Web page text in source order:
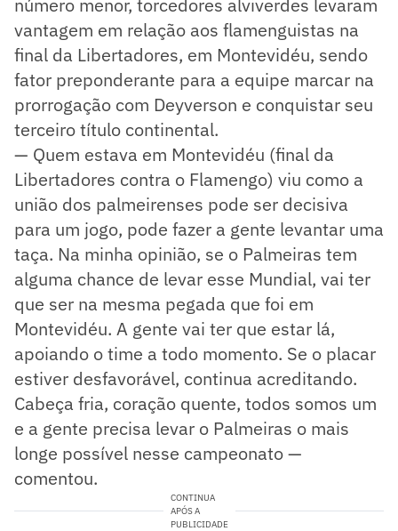
número menor, torcedores alviverdes levaram
vantagem em relação aos flamenguistas na
final da Libertadores, em Montevidéu, sendo
fator preponderante para a equipe marcar na
prorrogação com Deyverson e conquistar seu
terceiro título continental.
— Quem estava em Montevidéu (final da
Libertadores contra o Flamengo) viu como a
união dos palmeirenses pode ser decisiva
para um jogo, pode fazer a gente levantar uma
taça. Na minha opinião, se o Palmeiras tem
alguma chance de levar esse Mundial, vai ter
que ser na mesma pegada que foi em
Montevidéu. A gente vai ter que estar lá,
apoiando o time a todo momento. Se o placar
estiver desfavorável, continua acreditando.
Cabeça fria, coração quente, todos somos um
e a gente precisa levar o Palmeiras o mais
longe possível nesse campeonato —
comentou.
CONTINUA
APÓS A
PUBLICIDADE